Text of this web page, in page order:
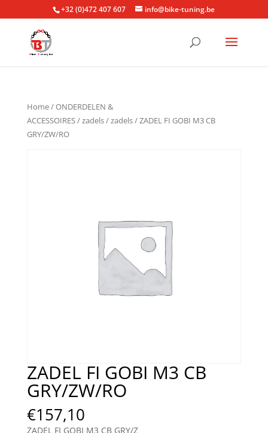
+32 (0)472 407 607 info@bike-tuning.be
Home/ONDERDELEN &
ACCESSOIRES/zadels/zadels/ ZADEL FI GOBI M3 CB
GRY/ZW/RO
ZADEL FI GOBI M3 CB
GRY/ZW/RO
€157,10
ZADEL FI GOBI M3 CB GRY/Z